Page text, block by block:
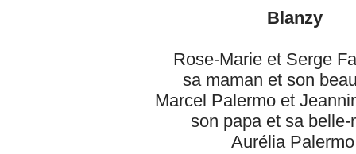
Blanzy
Rose-Marie et Serge
sa maman et son
Marcel Palermo et
son papa et sa belle-
Aurélia